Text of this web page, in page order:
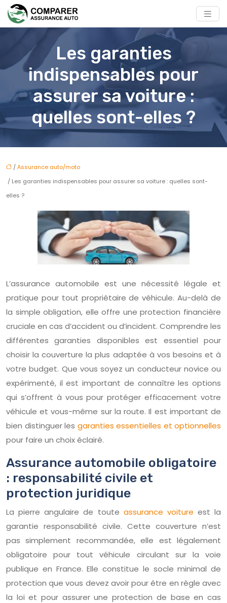
Les garanties
indispensables pour
assurer sa voiture :
quelles sont-elles ?
/Assurance auto/moto
/ Les garanties indispensables pour assurer sa voiture : quelles sont-
elles ?
L’assurance automobile est une nécessité légale et
pratique pour tout propriétaire de véhicule. Au-delà de
la simple obligation, elle offre une protection financière
cruciale en cas d’accident ou d’incident. Comprendre les
différentes garanties disponibles est essentiel pour
choisir la couverture la plus adaptée à vos besoins et à
votre budget. Que vous soyez un conducteur novice ou
expérimenté, il est important de connaître les options
qui s’offrent à vous pour protéger efficacement votre
véhicule et vous-même sur la route. Il est important de
bien distinguer les garanties essentielles et optionnelles
pour faire un choix éclairé.
Assurance automobile obligatoire
: responsabilité civile et
protection juridique
La pierre angulaire de toute assurance voiture est la
garantie responsabilité civile. Cette couverture n’est
pas simplement recommandée, elle est légalement
obligatoire pour tout véhicule circulant sur la voie
publique en France. Elle constitue le socle minimal de
protection que vous devez avoir pour être en règle avec
la loi et pour assurer une protection de base en cas